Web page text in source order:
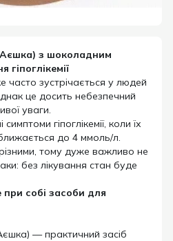
з шоколадним
гіпоглікемії
часто зустрічається у людей
це досить небезпечний
уваги.
гіпоглікемії, коли їх
до 4 ммоль/л.
тому дуже важливо не
без лікування стан буде
собі засоби для
— практичний засіб